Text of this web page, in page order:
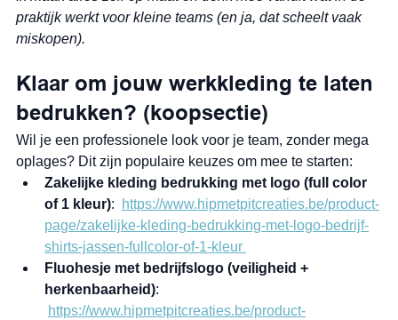
praktijk werkt voor kleine teams (en ja, dat scheelt vaak
miskopen).
Klaar om jouw werkkleding te laten
bedrukken? (koopsectie)
Wil je een professionele look voor je team, zonder mega
oplages? Dit zijn populaire keuzes om mee te starten:
Zakelijke kleding bedrukking met logo (full color
of 1 kleur):
https://www.hipmetpitcreaties.be/product-
page/zakelijke-kleding-bedrukking-met-logo-bedrijf-
shirts-jassen-fullcolor-of-1-kleur
Fluohesje met bedrijfslogo (veiligheid +
herkenbaarheid):
https://www.hipmetpitcreaties.be/product-